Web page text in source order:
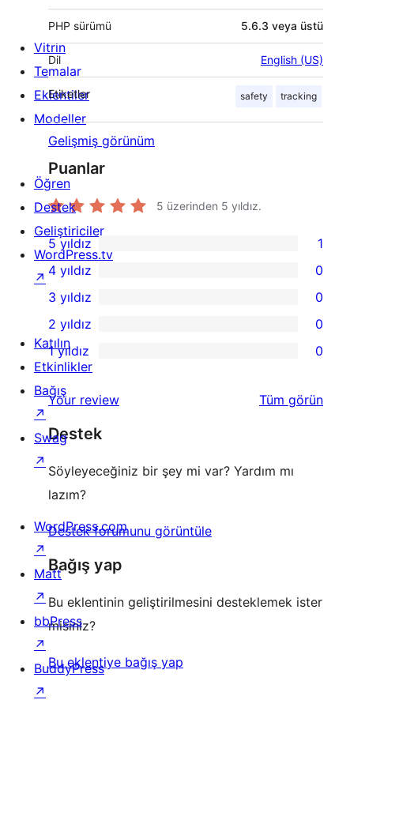
PHP sürümü 5.6.3 veya üstü
Dil English (US)
Etiketler safety tracking
Gelişmiş görünüm
Puanlar
5 üzerinden 5 yıldız.
1
5
yıldızlı
inceleme
5 yıldız 1
4
yıldızlı
inceleme
4 yıldız 0
0
3
yıldızlı
3 yıldız 0
2
yıldızlı
inceleme
2 yıldız 0
0
1
yıldızlı
inceleme
1 yıldız 0
Your review Tüm değerlendirmeleri
görün
Destek
Söyleyeceğiniz bir şey mi var? Yardım mı
lazım?
Destek forumunu görüntüle
Bağış yap
Bu eklentinin geliştirilmesini desteklemek ister
misiniz?
Bu eklentiye bağış yap
Vitrin
Temalar
Eklentiler
Modeller
Öğren
Destek
Geliştiriciler
WordPress.tv
↗
Katılın
Etkinlikler
Bağış
↗
Swag
↗
WordPress.com
↗
Matt
↗
bbPress
↗
BuddyPress
↗